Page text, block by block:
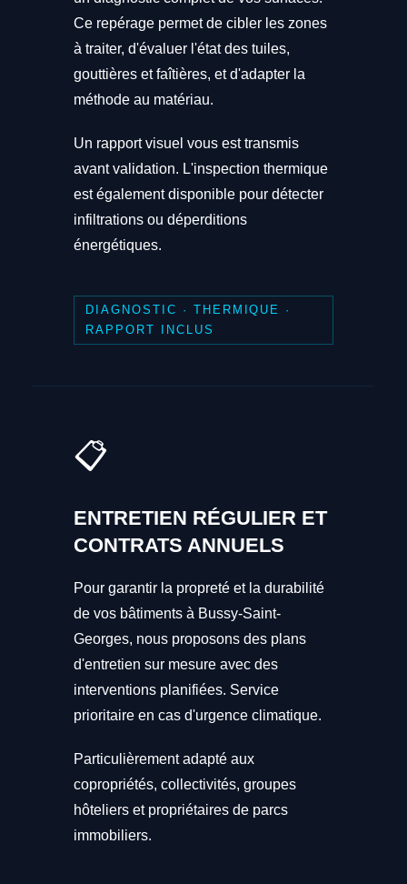
Ce repérage permet de cibler les zones
à traiter, d'évaluer l'état des tuiles,
gouttières et faîtières, et d'adapter la
méthode au matériau.
Un rapport visuel vous est transmis
avant validation. L'inspection thermique
est également disponible pour détecter
infiltrations ou déperditions
énergétiques.
DIAGNOSTIC · THERMIQUE ·
RAPPORT INCLUS
📋
ENTRETIEN RÉGULIER ET
CONTRATS ANNUELS
Pour garantir la propreté et la durabilité
de vos bâtiments à Bussy-Saint-
Georges, nous proposons des plans
d'entretien sur mesure avec des
interventions planifiées. Service
prioritaire en cas d'urgence climatique.
Particulièrement adapté aux
copropriétés, collectivités, groupes
hôteliers et propriétaires de parcs
immobiliers.